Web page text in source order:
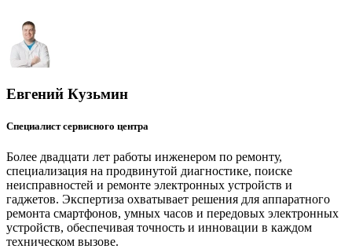
Евгений Кузьмин
Специалист сервисного центра
Более двадцати лет работы инженером по ремонту,
специализация на продвинутой диагностике, поиске
неисправностей и ремонте электронных устройств и
гаджетов. Экспертиза охватывает решения для аппаратного
ремонта смартфонов, умных часов и передовых электронных
устройств, обеспечивая точность и инновации в каждом
техническом вызове.